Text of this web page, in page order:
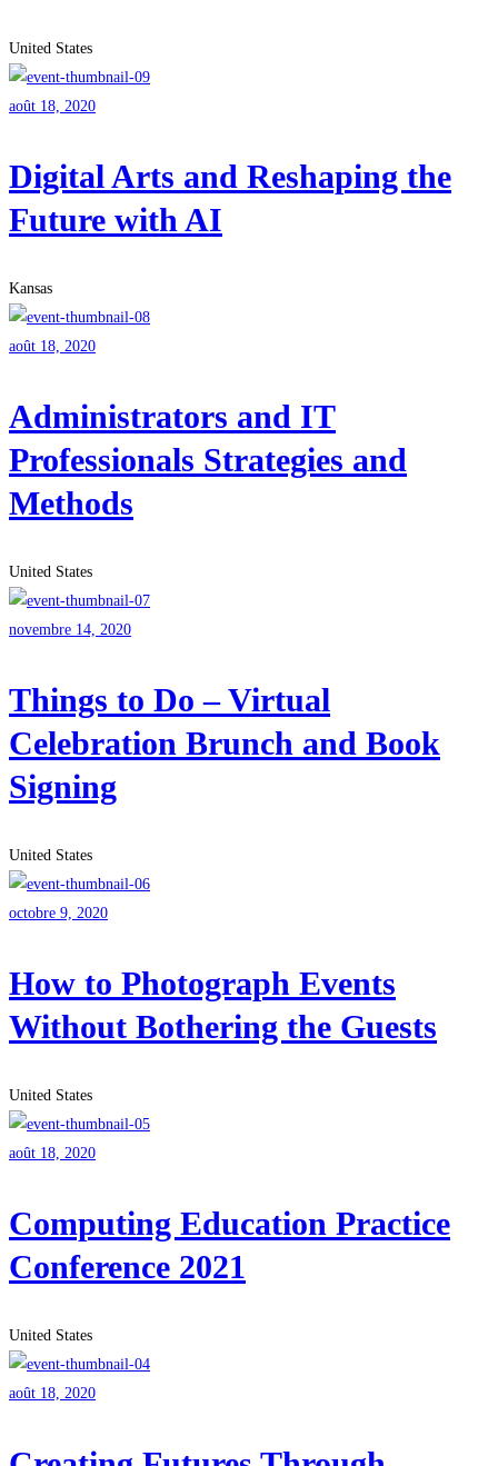
United States
août 18, 2020
Digital Arts and Reshaping the
Future with AI
Kansas
août 18, 2020
Administrators and IT
Professionals Strategies and
Methods
United States
novembre 14, 2020
Things to Do – Virtual
Celebration Brunch and Book
Signing
United States
octobre 9, 2020
How to Photograph Events
Without Bothering the Guests
United States
août 18, 2020
Computing Education Practice
Conference 2021
United States
août 18, 2020